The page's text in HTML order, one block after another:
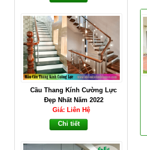
Cầu Thang Kính Cường Lực
Đẹp Nhất Năm 2022
Giá: Liên Hệ
Chi tiết